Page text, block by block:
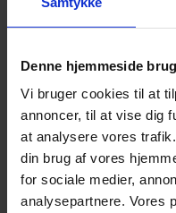
Denne hjemmeside
Vi bruger cookies til at
annoncer, til at vise dig
at analysere vores
din brug af vores
for sociale medier,
analysepartnere. Vores
Hos langt de fleste heste kan
Sammensætning:
Yderst skånsomt tørret og
gode næringsstoffer.
Lucerne piller (blad delene)
Rig på organisk bundende
Hørfrøolie
Melasse